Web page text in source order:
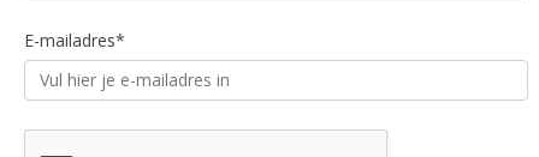
E-mailadres*